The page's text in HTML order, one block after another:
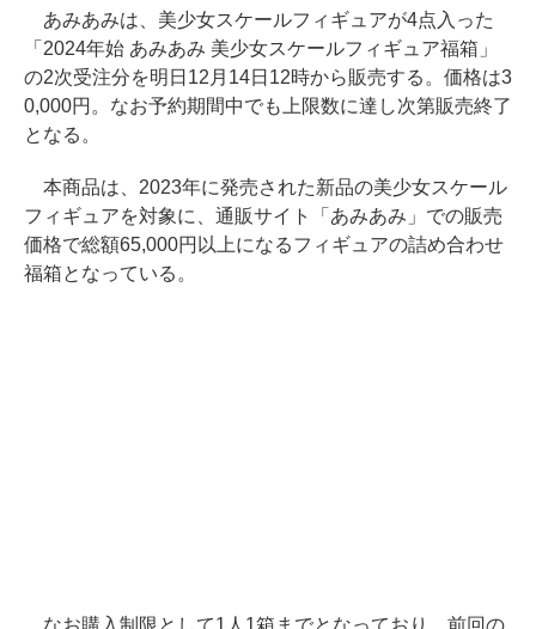
あみあみは、美少女スケールフィギュアが4点入った
「2024年始 あみあみ 美少女スケールフィギュア福箱」
の2次受注分を明日12月14日12時から販売する。価格は3
0,000円。なお予約期間中でも上限数に達し次第販売終了
となる。
本商品は、2023年に発売された新品の美少女スケール
フィギュアを対象に、通販サイト「あみあみ」での販売
価格で総額65,000円以上になるフィギュアの詰め合わせ
福箱となっている。
なお購入制限として1人1箱までとなっており、前回の